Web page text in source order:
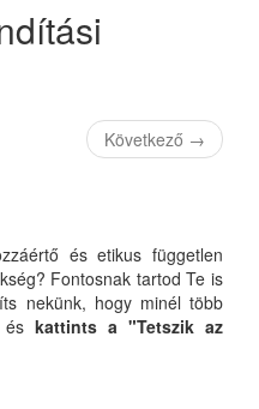
Következő →
és etikus független
Fontosnak tartod Te is
nekünk, hogy minél több
kattints a "Tetszik az